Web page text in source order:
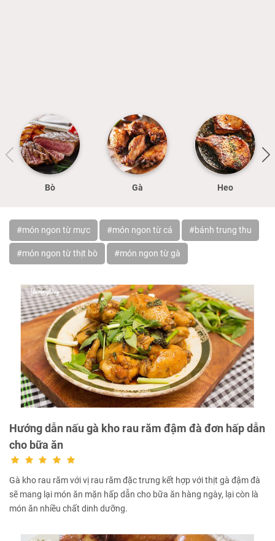
Bò Gà Heo
#món ngon từ mực #món ngon từ cá #bánh trung thu
#món ngon từ thịt bò #món ngon từ gà
Hướng dẫn nấu gà kho rau răm đậm đà đơn hấp dẫn
cho bữa ăn
Gà kho rau răm với vị rau răm đặc trưng kết hợp với thịt gà đậm đà
sẽ mang lại món ăn mặn hấp dẫn cho bữa ăn hàng ngày, lại còn là
món ăn nhiều chất dinh dưỡng.